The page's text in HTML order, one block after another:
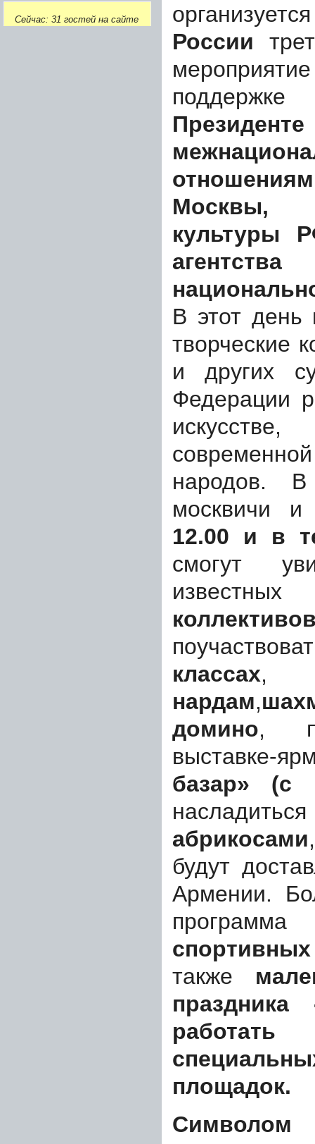
Сейчас: 31 гостей на сайте
России
поддержке
Москвы,
культуры
В этот день
творческие
и других
Федерации
народов. В
москвичи
12.00 и в
смогут
классах
нардам,
домино,
выставке-
базар» (с
абрикосами
будут
Армении.
также
площадок.
Символом